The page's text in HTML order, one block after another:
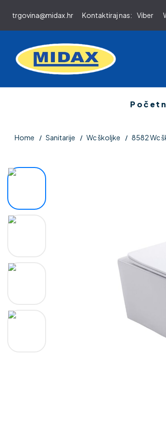
trgovina@midax.hr Kontaktiraj nas: Viber
Home Sanitarije Wc školjke 8582 Wc